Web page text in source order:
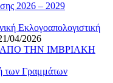
2026 – 2029
Εκλογοαπολογιστική
04/2026
ΤΗΝ ΙΜΒΡΙΑΚΗ
των Γραμμάτων